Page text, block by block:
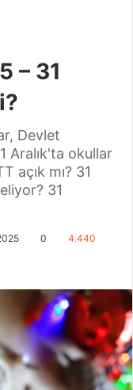
– 31
Devlet
Aralık'ta okullar
açık mı? 31
31
0 4.440